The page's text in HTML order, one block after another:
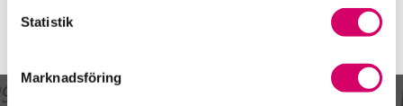
Statistik
Marknadsföring